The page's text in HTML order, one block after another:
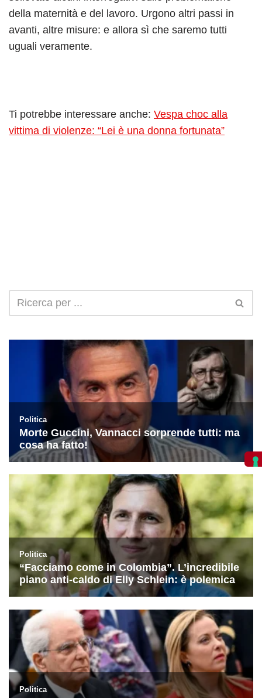
della maternità e del lavoro. Urgono altri passi in
avanti, altre misure: e allora sì che saremo tutti
uguali veramente.
Ti potrebbe interessare anche: Vespa choc alla
vittima di violenze: “Lei è una donna fortunata”